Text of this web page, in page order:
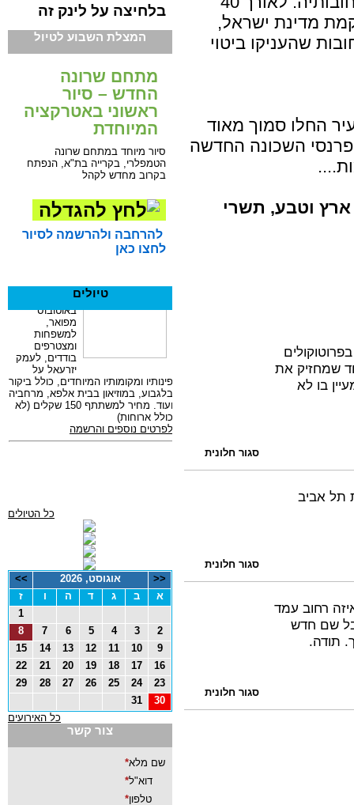
מדינת ישראל,
שהעניקו ביטוי
החלו סמוך מאוד
השכונה החדשה
שמחזיק את
בו לא
סגור חלונית
תל אביב
סגור חלונית
רחוב עמד
שם חדש
תודה.
סגור חלונית
בלחיצה על לינק זה
המצלת השבוע לטיול
מתחם שרונה
החדש – סיור
ראשוני באטרקציה
המיוחדת
סיור מיוחד במתחם שרונה
הטמפלרי, בקרייה בת"א, הנפתח
בקרוב מחדש לקהל
להרחבה ולהרשמה לסיור
לחצו כאן
טיולים
כל הטיולים
<< אוגוסט, 2026
>>
א
ב ג ד ה ו
ז
1
2
3
4
5
6
7
8
9
10
11
12
13
14
15
16
17
18
19
20
21
22
23
24
25
26
27
28
29
30
31
כל האירועים
צור קשר